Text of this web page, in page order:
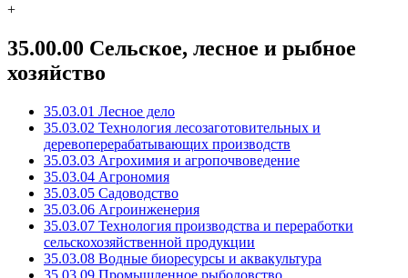
+
35.00.00 Сельское, лесное и рыбное
хозяйство
35.03.01 Лесное дело
35.03.02 Технология лесозаготовительных и
деревоперерабатывающих производств
35.03.03 Агрохимия и агропочвоведение
35.03.04 Агрономия
35.03.05 Садоводство
35.03.06 Агроинженерия
35.03.07 Технология производства и переработки
сельскохозяйственной продукции
35.03.08 Водные биоресурсы и аквакультура
35.03.09 Промышленное рыболовство